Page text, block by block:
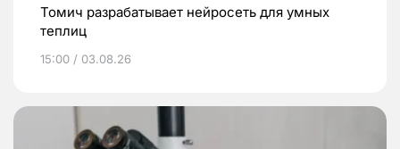
Томич разрабатывает нейросеть для умных
теплиц
15:00 / 03.08.26